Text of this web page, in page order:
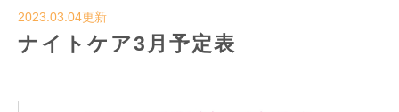
2023.03.04更新
ナイトケア3月予定表